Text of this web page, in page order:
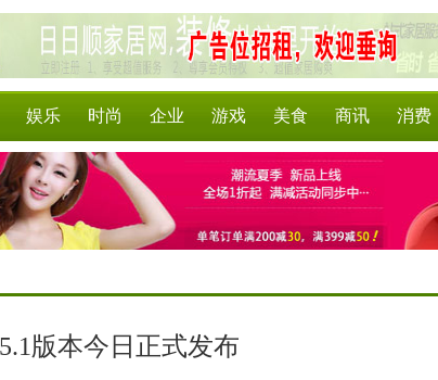
娱乐 时尚 企业 游戏 美食 商讯 消费
版本今日正式发布